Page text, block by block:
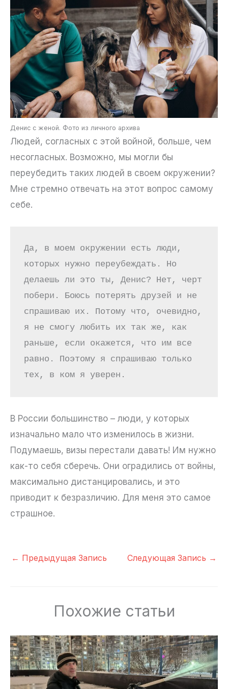
Денис с женой. Фото из личного архива
Людей, согласных с этой войной, больше, чем
несогласных. Возможно, мы могли бы
переубедить таких людей в своем окружении?
Мне стремно отвечать на этот вопрос самому
себе.
Да, в моем окружении есть люди,
которых нужно переубеждать. Но
делаешь ли это ты, Денис? Нет, черт
побери. Боюсь потерять друзей и не
спрашиваю их. Потому что, очевидно,
я не смогу любить их так же, как
раньше, если окажется, что им все
равно. Поэтому я спрашиваю только
тех, в ком я уверен.
В России большинство – люди, у которых
изначально мало что изменилось в жизни.
Подумаешь, визы перестали давать! Им нужно
как-то себя сберечь. Они оградились от войны,
максимально дистанцировались, и это
приводит к безразличию. Для меня это самое
страшное.
← Предыдущая Запись Следующая Запись →
Похожие статьи